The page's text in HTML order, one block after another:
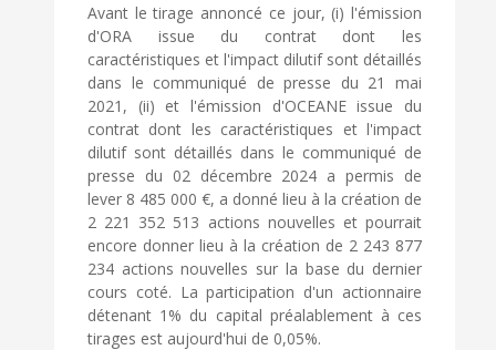
Avant le tirage annoncé ce jour, (i) l'émission
d'ORA issue du contrat dont les
caractéristiques et l'impact dilutif sont détaillés
dans le communiqué de presse du 21 mai
2021, (ii) et l'émission d'OCEANE issue du
contrat dont les caractéristiques et l'impact
dilutif sont détaillés dans le communiqué de
presse du 02 décembre 2024 a permis de
lever 8 485 000 €, a donné lieu à la création de
2 221 352 513 actions nouvelles et pourrait
encore donner lieu à la création de 2 243 877
234 actions nouvelles sur la base du dernier
cours coté. La participation d'un actionnaire
détenant 1% du capital préalablement à ces
tirages est aujourd'hui de 0,05%.